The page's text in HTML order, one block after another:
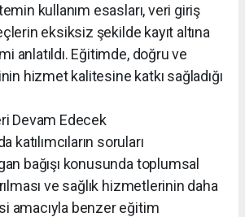
kullanım esasları, veri giriş
eksiksiz şekilde kayıt altına
anlatıldı. Eğitimde, doğru ve
hizmet kalitesine katkı sağladığı
Devam Edecek
katılımcıların soruları
bağışı konusunda toplumsal
ve sağlık hizmetlerinin daha
amacıyla benzer eğitim